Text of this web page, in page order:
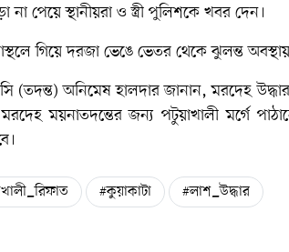
পেয়ে স্থানীয়রা ও স্ত্রী পুলিশকে খবর দেন।
গিয়ে দরজা ভেঙে ভেতর থেকে ঝুলন্ত
(তদন্ত) অনিমেষ হালদার জানান, মরদেহ
ময়নাতদন্তের জন্য পটুয়াখালী মর্গে
#কুয়াকাটা #লাশ_উদ্ধার